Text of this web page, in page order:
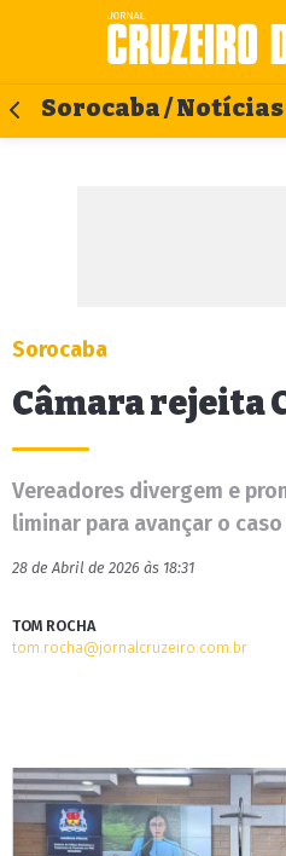
Sorocaba / Notícias
Sorocaba
Câmara rejeita
Vereadores divergem e
liminar para avançar o
28 de Abril de 2026 às 18:31
TOM ROCHA
tom.rocha@jornalcruzeiro.com.br